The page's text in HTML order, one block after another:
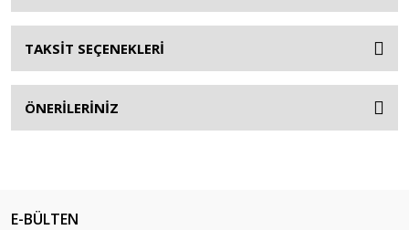
TAKSİT SEÇENEKLERİ
ÖNERİLERİNİZ
E-BÜLTEN